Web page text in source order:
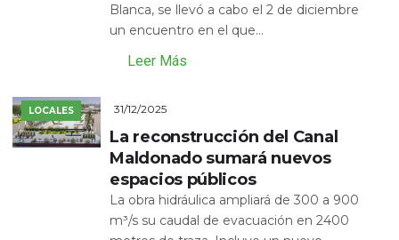
Blanca, se llevó a cabo el 2 de diciembre
un encuentro en el que...
Leer Más
LOCALES 31/12/2025
La reconstrucción del Canal
Maldonado sumará nuevos
espacios públicos
La obra hidráulica ampliará de 300 a 900
m³/s su caudal de evacuación en 2400